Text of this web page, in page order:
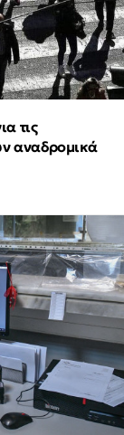
τις
αναδρομικά